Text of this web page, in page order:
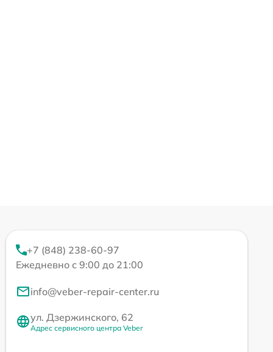
+7 (848) 238-60-97
Ежедневно с 9:00 до 21:00
info@veber-repair-center.ru
ул. Дзержинского, 62
Адрес сервисного центра Veber